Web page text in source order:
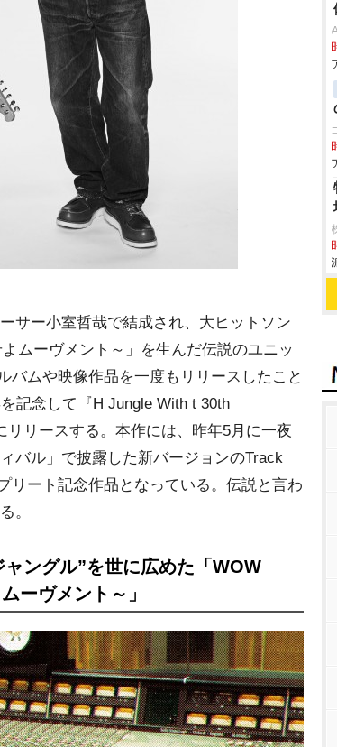
サー小室哲哉で結成され、大ヒットソン
ムーヴメント～」を生んだ伝説のユニッ
バムや映像作品を一度もリリースしたこと
記念して『H Jungle With t 30th
リースする。本作には、昨年5月に一夜
バル」で披露した新バージョンのTrack
リート記念作品となっている。伝説と言わ
。
ングル”を世に広めた「WOW
ーヴメント～」